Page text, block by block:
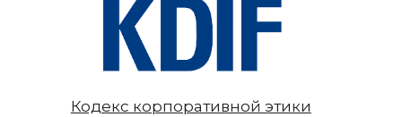
Кодекс корпоративной этики